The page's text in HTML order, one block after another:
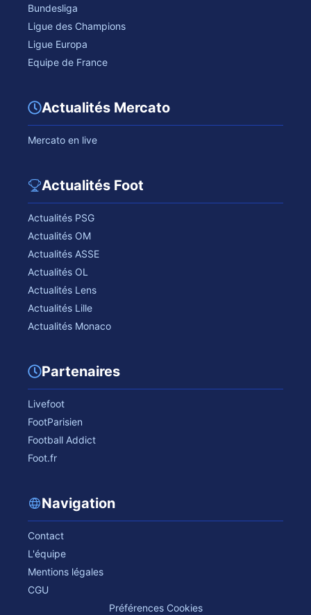
Bundesliga
Ligue des Champions
Ligue Europa
Equipe de France
Actualités Mercato
Mercato en live
Actualités Foot
Actualités PSG
Actualités OM
Actualités ASSE
Actualités OL
Actualités Lens
Actualités Lille
Actualités Monaco
Partenaires
Livefoot
FootParisien
Football Addict
Foot.fr
Navigation
Contact
L'équipe
Mentions légales
CGU
Préférences Cookies